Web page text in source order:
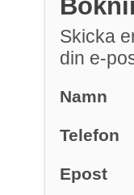
Skicka
din e-
Namn
Telefon
Epost